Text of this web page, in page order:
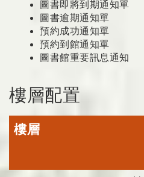
圖書即將到期通知單
圖書逾期通知單
預約成功通知單
預約到館通知單
圖書館重要訊息通知
樓層配置
樓層